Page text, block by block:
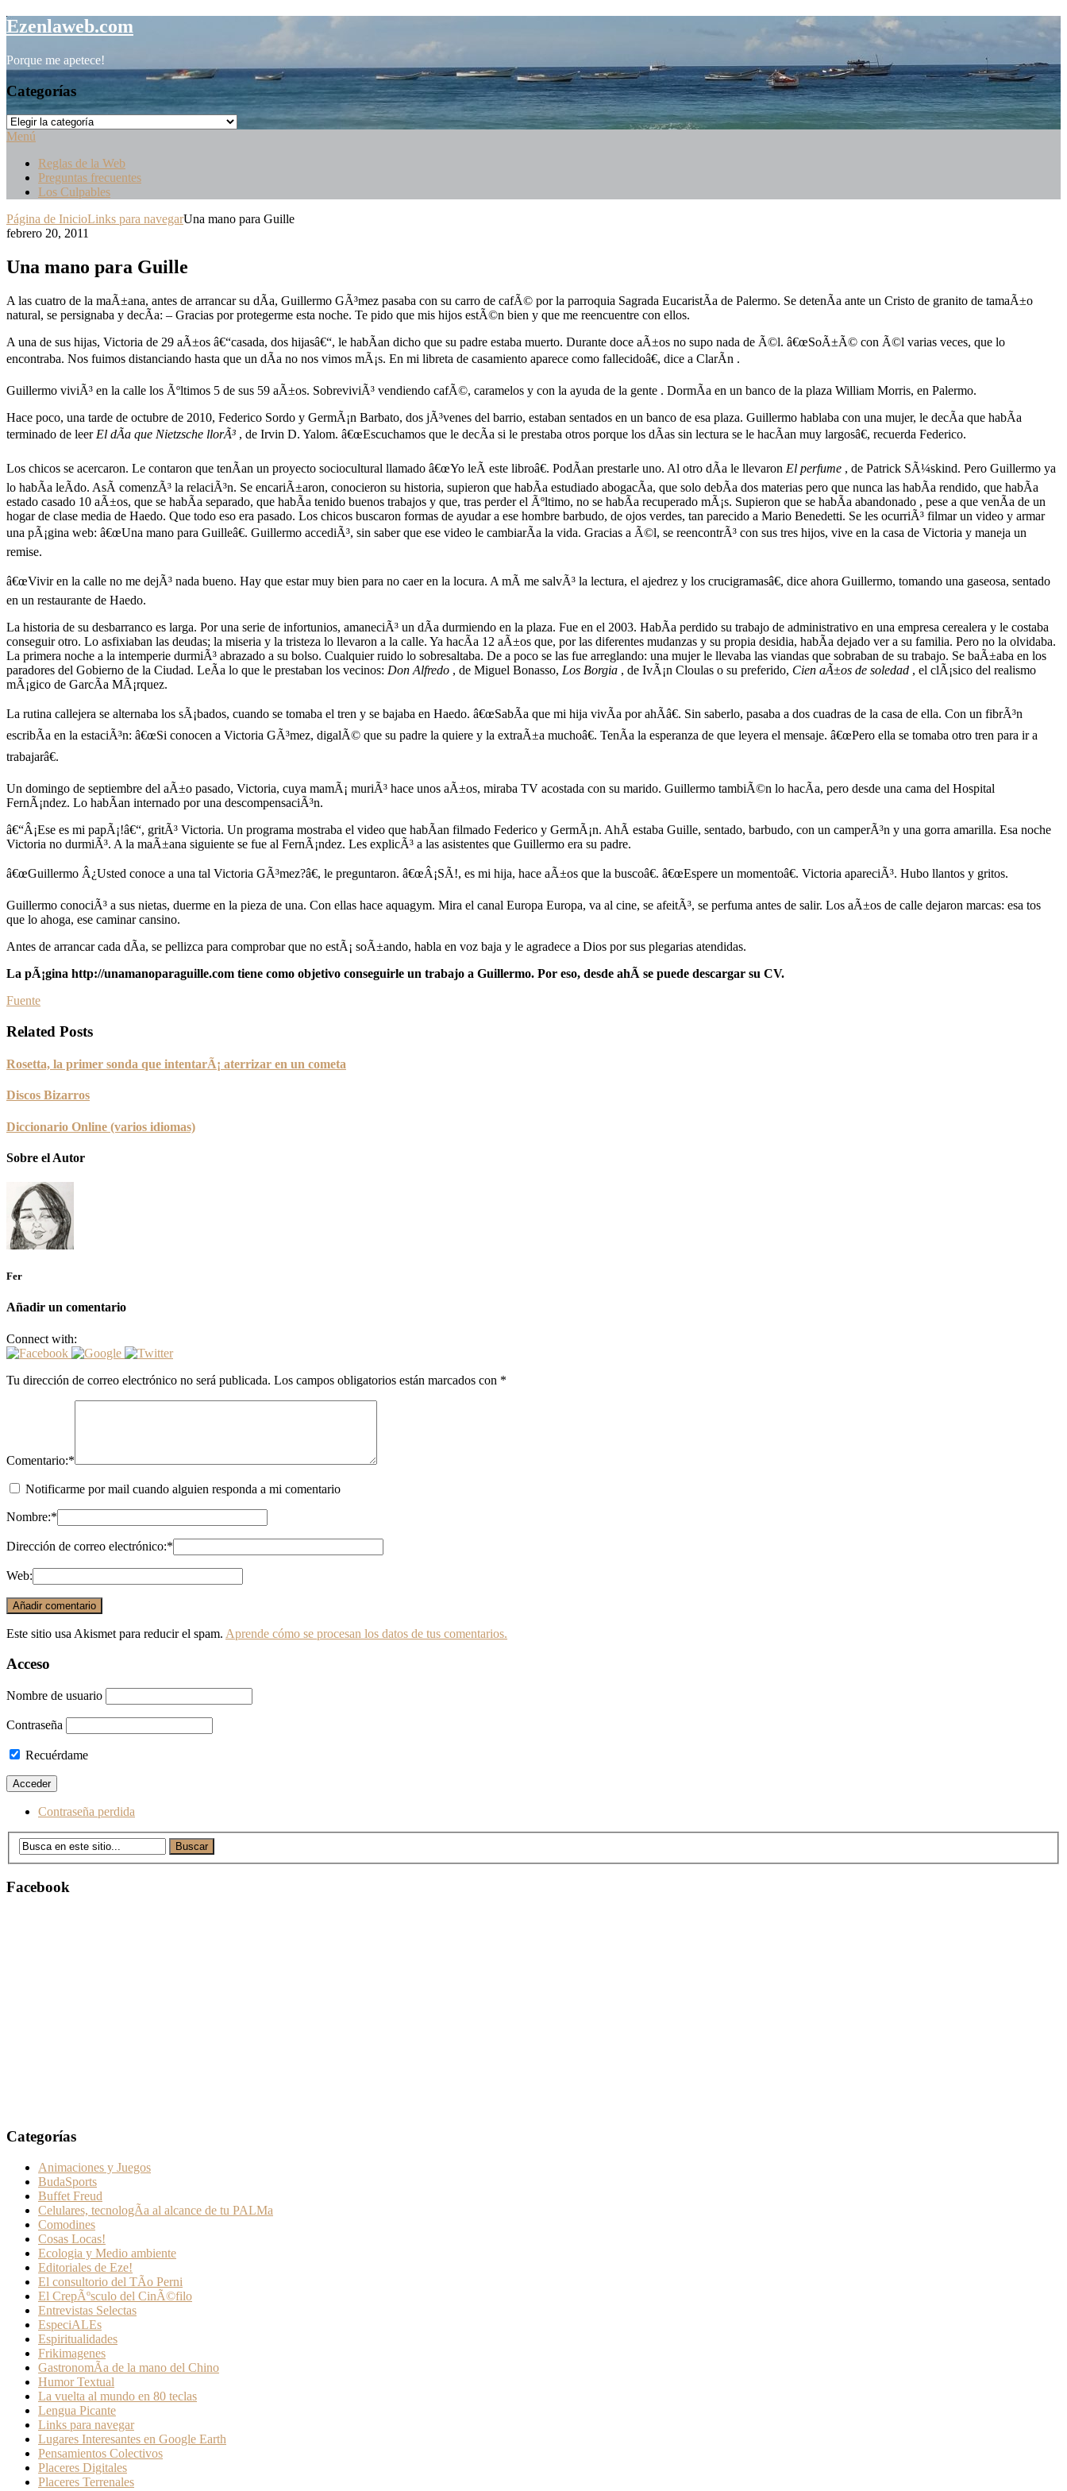
Saltar
al
Ezenlaweb.com
Porque me apetece!
Categorías
Categorías
Menú
Reglas de la Web
Preguntas frecuentes
Los Culpables
Página de InicioLinks para navegarUna mano para Guille
febrero 20, 2011
Una mano para Guille
A las cuatro de la maÃ±ana, antes de arrancar su dÃ­a, Guillermo GÃ³mez pasaba con su carro de cafÃ© por la parroquia Sagrada EucaristÃ­a de Palermo. Se detenÃ­a ante un Cristo de granito de tamaÃ±o
natural, se persignaba y decÃ­a: – Gracias por protegerme esta noche. Te pido que mis hijos estÃ©n bien y que me reencuentre con ellos.
A una de sus hijas, Victoria de 29 aÃ±os â€“casada, dos hijasâ€“, le habÃ­an dicho que su padre estaba muerto. Durante doce aÃ±os no supo nada de Ã©l. â€œSoÃ±Ã© con Ã©l varias veces, que lo
encontraba. Nos fuimos distanciando hasta que un dÃ­a no nos vimos mÃ¡s. En mi libreta de casamiento aparece como fallecidoâ€, dice a ClarÃ­n .
Guillermo viviÃ³ en la calle los Ãºltimos 5 de sus 59 aÃ±os. SobreviviÃ³ vendiendo cafÃ©, caramelos y con la ayuda de la gente . DormÃ­a en un banco de la plaza William Morris, en Palermo.
Hace poco, una tarde de octubre de 2010, Federico Sordo y GermÃ¡n Barbato, dos jÃ³venes del barrio, estaban sentados en un banco de esa plaza. Guillermo hablaba con una mujer, le decÃ­a que habÃ­a
terminado de leer El dÃ­a que Nietzsche llorÃ³ , de Irvin D. Yalom. â€œEscuchamos que le decÃ­a si le prestaba otros porque los dÃ­as sin lectura se le hacÃ­an muy largosâ€, recuerda Federico.
Los chicos se acercaron. Le contaron que tenÃ­an un proyecto sociocultural llamado â€œYo leÃ­ este libroâ€. PodÃ­an prestarle uno. Al otro dÃ­a le llevaron El perfume , de Patrick SÃ¼skind. Pero Guillermo ya
lo habÃ­a leÃ­do. AsÃ­ comenzÃ³ la relaciÃ³n. Se encariÃ±aron, conocieron su historia, supieron que habÃ­a estudiado abogacÃ­a, que solo debÃ­a dos materias pero que nunca las habÃ­a rendido, que habÃ­a
estado casado 10 aÃ±os, que se habÃ­a separado, que habÃ­a tenido buenos trabajos y que, tras perder el Ãºltimo, no se habÃ­a recuperado mÃ¡s. Supieron que se habÃ­a abandonado , pese a que venÃ­a de un
hogar de clase media de Haedo. Que todo eso era pasado. Los chicos buscaron formas de ayudar a ese hombre barbudo, de ojos verdes, tan parecido a Mario Benedetti. Se les ocurriÃ³ filmar un video y armar
una pÃ¡gina web: â€œUna mano para Guilleâ€. Guillermo accediÃ³, sin saber que ese video le cambiarÃ­a la vida. Gracias a Ã©l, se reencontrÃ³ con sus tres hijos, vive en la casa de Victoria y maneja un
remise.
â€œVivir en la calle no me dejÃ³ nada bueno. Hay que estar muy bien para no caer en la locura. A mÃ­ me salvÃ³ la lectura, el ajedrez y los crucigramasâ€, dice ahora Guillermo, tomando una gaseosa, sentado
en un restaurante de Haedo.
La historia de su desbarranco es larga. Por una serie de infortunios, amaneciÃ³ un dÃ­a durmiendo en la plaza. Fue en el 2003. HabÃ­a perdido su trabajo de administrativo en una empresa cerealera y le costaba
conseguir otro. Lo asfixiaban las deudas; la miseria y la tristeza lo llevaron a la calle. Ya hacÃ­a 12 aÃ±os que, por las diferentes mudanzas y su propia desidia, habÃ­a dejado ver a su familia. Pero no la olvidaba.
La primera noche a la intemperie durmiÃ³ abrazado a su bolso. Cualquier ruido lo sobresaltaba. De a poco se las fue arreglando: una mujer le llevaba las viandas que sobraban de su trabajo. Se baÃ±aba en los
paradores del Gobierno de la Ciudad. LeÃ­a lo que le prestaban los vecinos: Don Alfredo , de Miguel Bonasso, Los Borgia , de IvÃ¡n Cloulas o su preferido, Cien aÃ±os de soledad , el clÃ¡sico del realismo
mÃ¡gico de GarcÃ­a MÃ¡rquez.
La rutina callejera se alternaba los sÃ¡bados, cuando se tomaba el tren y se bajaba en Haedo. â€œSabÃ­a que mi hija vivÃ­a por ahÃ­â€. Sin saberlo, pasaba a dos cuadras de la casa de ella. Con un fibrÃ³n
escribÃ­a en la estaciÃ³n: â€œSi conocen a Victoria GÃ³mez, digalÃ© que su padre la quiere y la extraÃ±a muchoâ€. TenÃ­a la esperanza de que leyera el mensaje. â€œPero ella se tomaba otro tren para ir a
trabajarâ€.
Un domingo de septiembre del aÃ±o pasado, Victoria, cuya mamÃ¡ muriÃ³ hace unos aÃ±os, miraba TV acostada con su marido. Guillermo tambiÃ©n lo hacÃ­a, pero desde una cama del Hospital
FernÃ¡ndez. Lo habÃ­an internado por una descompensaciÃ³n.
â€“Â¡Ese es mi papÃ¡!â€“, gritÃ³ Victoria. Un programa mostraba el video que habÃ­an filmado Federico y GermÃ¡n. AhÃ­ estaba Guille, sentado, barbudo, con un camperÃ³n y una gorra amarilla. Esa noche
Victoria no durmiÃ³. A la maÃ±ana siguiente se fue al FernÃ¡ndez. Les explicÃ³ a las asistentes que Guillermo era su padre.
â€œGuillermo Â¿Usted conoce a una tal Victoria GÃ³mez?â€, le preguntaron. â€œÂ¡SÃ­!, es mi hija, hace aÃ±os que la buscoâ€. â€œEspere un momentoâ€. Victoria apareciÃ³. Hubo llantos y gritos.
Guillermo conociÃ³ a sus nietas, duerme en la pieza de una. Con ellas hace aquagym. Mira el canal Europa Europa, va al cine, se afeitÃ³, se perfuma antes de salir. Los aÃ±os de calle dejaron marcas: esa tos
que lo ahoga, ese caminar cansino.
Antes de arrancar cada dÃ­a, se pellizca para comprobar que no estÃ¡ soÃ±ando, habla en voz baja y le agradece a Dios por sus plegarias atendidas.
La pÃ¡gina http://unamanoparaguille.com tiene como objetivo conseguirle un trabajo a Guillermo. Por eso, desde ahÃ­ se puede descargar su CV.
Fuente
Related Posts
Rosetta, la primer sonda que intentarÃ¡ aterrizar en un cometa
Discos Bizarros
Diccionario Online (varios idiomas)
Sobre el Autor
Fer
Añadir un comentario
Connect with:
Tu dirección de correo electrónico no será publicada. Los campos obligatorios están marcados con *
Comentario:*
Notificarme por mail cuando alguien responda a mi comentario
Nombre:*
Dirección de correo electrónico:*
Web:
Este sitio usa Akismet para reducir el spam. Aprende cómo se procesan los datos de tus comentarios.
Acceso
Nombre de usuario
Contraseña
Recuérdame
Contraseña perdida
Facebook
Categorías
Animaciones y Juegos
BudaSports
Buffet Freud
Celulares, tecnologÃ­a al alcance de tu PALMa
Comodines
Cosas Locas!
Ecologia y Medio ambiente
Editoriales de Eze!
El consultorio del TÃ­o Perni
El CrepÃºsculo del CinÃ©filo
Entrevistas Selectas
EspeciALEs
Espiritualidades
Frikimagenes
GastronomÃ­a de la mano del Chino
Humor Textual
La vuelta al mundo en 80 teclas
Lengua Picante
Links para navegar
Lugares Interesantes en Google Earth
Pensamientos Colectivos
Placeres Digitales
Placeres Terrenales